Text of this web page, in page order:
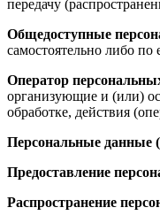
передачу
Общедоступные
самостоятельно либо по
Оператор
организующие и (или)
обработке, действия
Персональные данные
Предоставление
Распространение